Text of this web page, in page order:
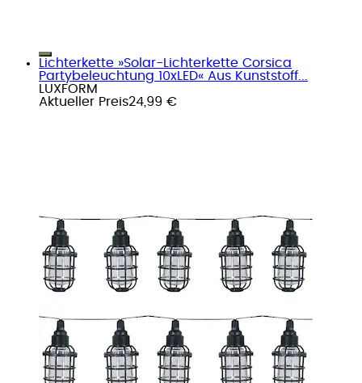
Lichterkette »Solar-Lichterkette Corsica
Partybeleuchtung 10xLED« Aus Kunststoff...
LUXFORM
Aktueller Preis24,99 €